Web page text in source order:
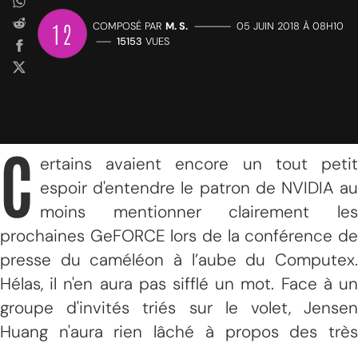
12 COMPOSÉ PAR M. S. ————— 05 JUIN 2018 À 08H10
—— 15153 VUES
C ertains avaient encore un tout petit
espoir d'entendre le patron de NVIDIA au
moins mentionner clairement les
prochaines GeFORCE lors de la conférence de
presse du caméléon à l’aube du Computex.
Hélas, il n'en aura pas sifflé un mot. Face à un
groupe d'invités triés sur le volet, Jensen
Huang n'aura rien lâché à propos des très